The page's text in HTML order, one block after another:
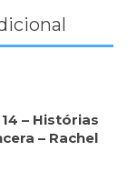
– Histórias
– Rachel